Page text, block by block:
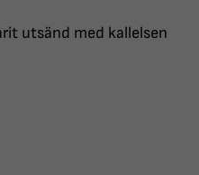
utsänd med kallelsen